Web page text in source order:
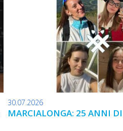
30.07.2026
MARCIALONGA: 25 ANNI